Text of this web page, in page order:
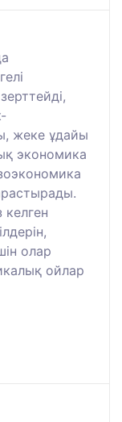
жеке ұдайы
экономика
олар
ойлар